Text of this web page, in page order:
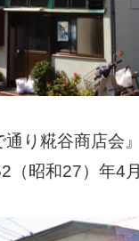
り糀谷商店会』
（昭和27）年4